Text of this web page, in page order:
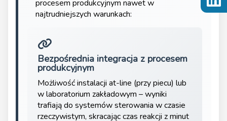
procesem produkcyjnym nawet w
najtrudniejszych warunkach:
Bezpośrednia integracja z procesem
produkcyjnym
Możliwość instalacji at-line (przy piecu) lub
w laboratorium zakładowym – wyniki
trafiają do systemów sterowania w czasie
rzeczywistym, skracając czas reakcji z minut